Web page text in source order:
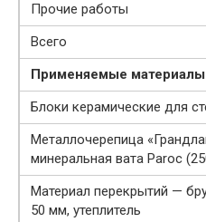
Прочие работы
Всего
Применяемые
Блоки керамические для
Металлочерепица
минеральная вата Paroc
Материал перекрытий —
50 мм, утеплитель